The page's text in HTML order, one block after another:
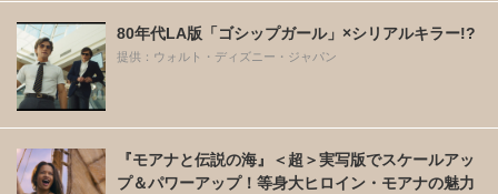
80年代LA版「ゴシップガール」×シリアルキラー!?
提供：ウォルト・ディズニー・ジャパン
『モアナと伝説の海』＜超＞実写版でスケールアッ
プ＆パワーアップ！等身大ヒロイン・モアナの魅力